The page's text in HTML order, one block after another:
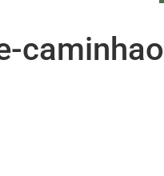
caminhao